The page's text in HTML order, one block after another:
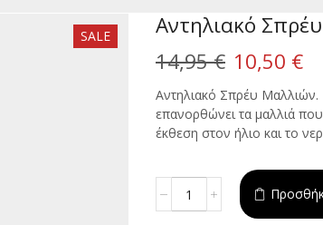
SALE
Αντηλιακό
14,95€ Original
price
was:
14,95 €.
10,50 €Η
Αντηλιακό Σπρέυ Μαλλιών.
επανορθώνει τα μαλλιά
έκθεση στον ήλιο και το
Σπρέυ
Alternative: